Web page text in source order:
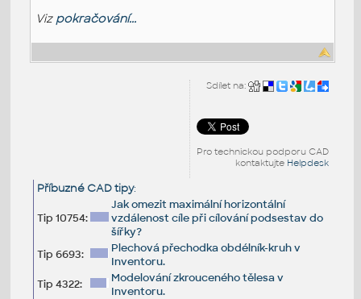
Viz pokračování...
Sdílet na:
Pro technickou podporu CAD
kontaktujte Helpdesk
Příbuzné CAD tipy:
Tip 10754:
Jak omezit maximální horizontální
vzdálenost cíle při cílování podsestav do
šířky?
Tip 6693:
Plechová přechodka obdélník-kruh v
Inventoru.
Tip 4322:
Modelování zkrouceného tělesa v
Inventoru.